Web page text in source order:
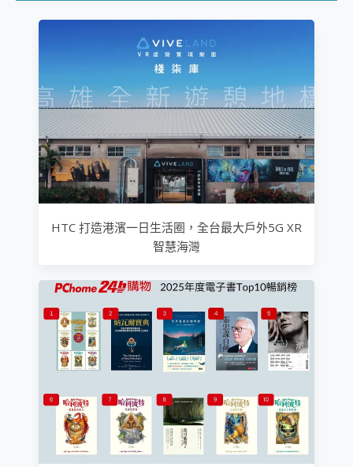
HTC 打造港濱一日生活圈，全台最大戶外5G XR
智慧海灣